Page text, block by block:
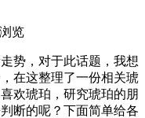
览
势，对于此话题，我想
在这整理了一份相关琥
欢琥珀，研究琥珀的朋
断的呢？下面简单给各